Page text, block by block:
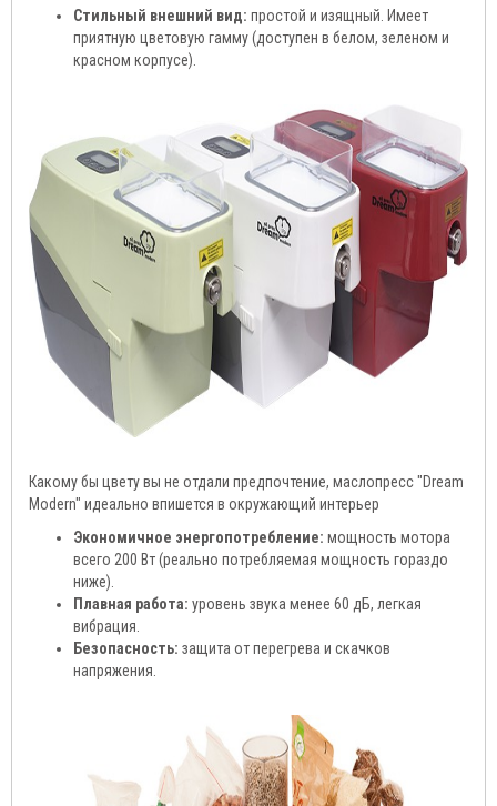
Стильный внешний вид: простой и изящный. Имеет
приятную цветовую гамму (доступен в белом, зеленом и
красном корпусе).
Какому бы цвету вы не отдали предпочтение, маслопресс "Dream
Modern" идеально впишется в окружающий интерьер
Экономичное энергопотребление: мощность мотора
всего 200 Вт (реально потребляемая мощность гораздо
ниже).
Плавная работа: уровень звука менее 60 дБ, легкая
вибрация.
Безопасность: защита от перегрева и скачков
напряжения.